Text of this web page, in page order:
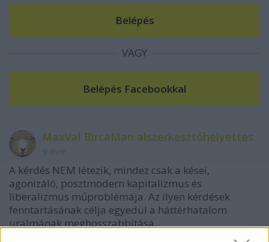
VAGY
MaxVal BircaMan alszerkesztőhelyettes
A kérdés NEM létezik, mindez csak a kései,
agonizáló, posztmodern kapitalizmus és
liberalizmus műproblémája. Az ilyen kérdések
fenntartásának célja egyedül a háttérhatalom
uralmának meghosszabbítása.